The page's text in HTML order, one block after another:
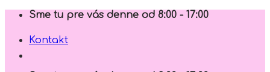
Skip
content
Sme tu pre vás denne od 8:00 - 17:00
Kontakt